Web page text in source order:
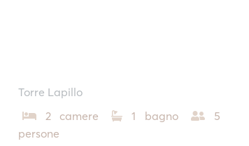
Torre Lapillo
2 camere
1 bagno
5
persone